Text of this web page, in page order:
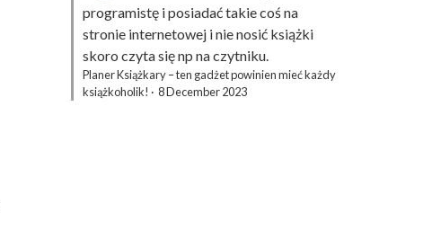
programistę i posiadać takie coś na
stronie internetowej i nie nosić książki
skoro czyta się np na czytniku.
Planer Książkary – ten gadżet powinien mieć każdy
książkoholik! · 8 December 2023